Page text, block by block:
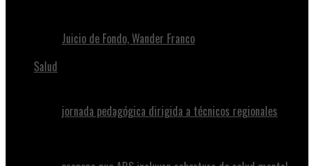
Juicio de Fondo, Wander Franco
Salud
jornada pedagógica dirigida a técnicos regionales